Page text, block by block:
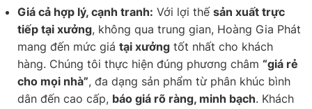
Giá cả hợp lý, cạnh tranh: Với lợi thế sản xuất trực
tiếp tại xưởng, không qua trung gian, Hoàng Gia Phát
mang đến mức giá tại xưởng tốt nhất cho khách
hàng. Chúng tôi thực hiện đúng phương châm “giá rẻ
cho mọi nhà”, đa dạng sản phẩm từ phân khúc bình
dân đến cao cấp, báo giá rõ ràng, minh bạch. Khách